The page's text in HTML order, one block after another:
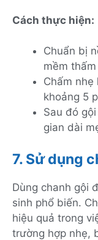
Cách thực hiện:
Chuẩn bị
mềm
Chấm
khoảng 5
Sau đó
gian dài
7. Sử dụng
Dùng chanh gội
sinh phổ biến.
hiệu quả trong
trường hợp nhẹ,